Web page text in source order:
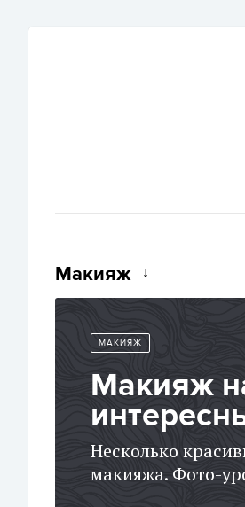
Макияж
МАКИЯЖ
Макияж
Несколько
макияжа. Фото-